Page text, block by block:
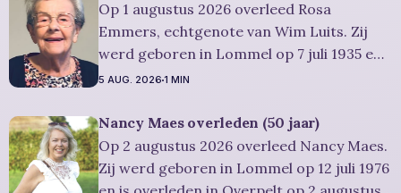
Op 1 augustus 2026 overleed Rosa
Emmers, echtgenote van Wim Luits. Zij
werd geboren in Lommel op 7 juli 1935 en
is overleden in Leopoldsburg op 1
Leopoldsburg en werd 91 jaar.
Rouwbericht Severens: De
afscheidsplechtigheid van Rosa zal in
intieme kring plaatsvinden. Er
5 AUG. 2026 1 MIN
Nancy Maes overleden (50 jaar)
Op 2 augustus 2026 overleed Nancy Maes.
Zij werd geboren in Lommel op 12 juli 1976